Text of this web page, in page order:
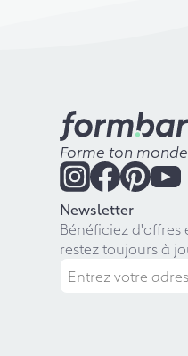
Forme ton monde
Newsletter
Bénéficiez d'offres
restez toujours à